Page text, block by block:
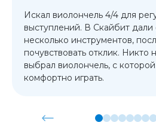
Искал виолончель 4/4 для
выступлений. В Скайбит дали
несколько инструментов,
почувствовать отклик. Никто
выбрал виолончель, с которой
комфортно играть.